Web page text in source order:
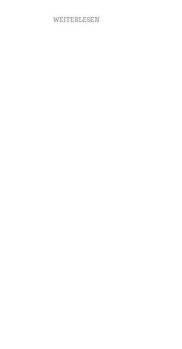
WEITERLESEN